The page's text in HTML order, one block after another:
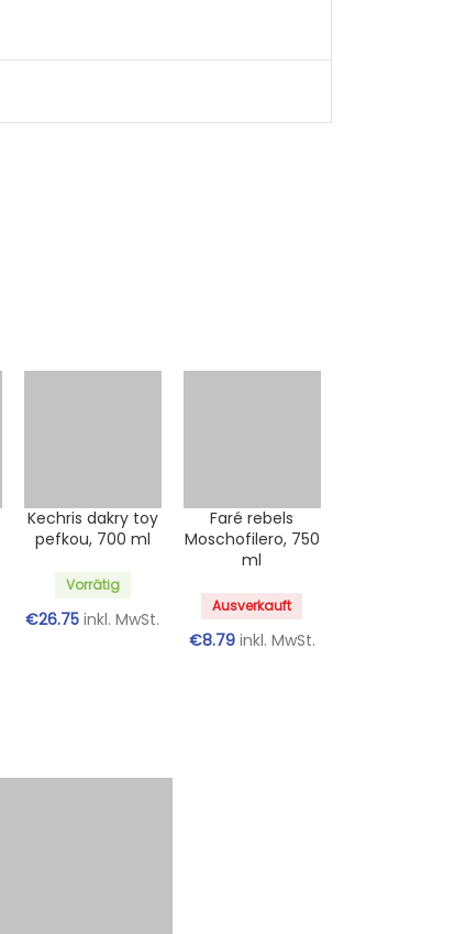
Kechris dakry toy
pefkou, 700 ml
Vorrätig
€26.75 inkl. MwSt.
Faré rebels
Moschofilero, 750
ml
Ausverkauft
€8.79 inkl. MwSt.